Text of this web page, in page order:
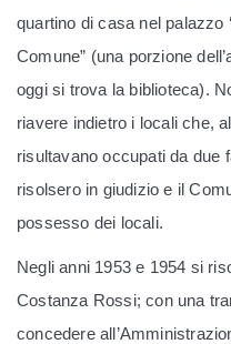
quartino di casa nel palazzo
Comune” (una porzione
oggi si trova la biblioteca).
riavere indietro i locali che,
risultavano occupati da due
risolsero in giudizio e il
possesso dei locali.
Negli anni 1953 e 1954 si
Costanza Rossi; con una
concedere